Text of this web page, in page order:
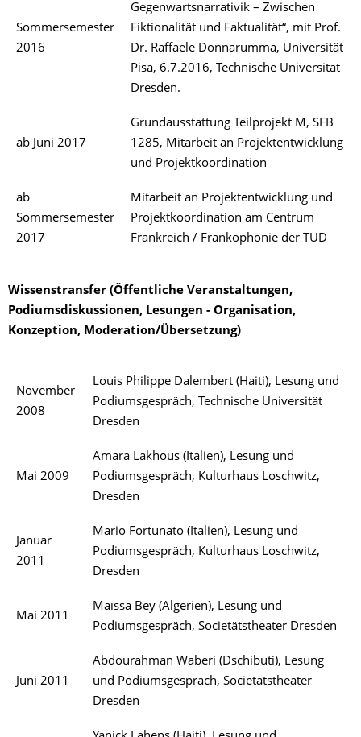
Sommersemester
2016
Gegenwartsnarrativik – Zwischen
Fiktionalität und Faktualität“, mit Prof.
Dr. Raffaele Donnarumma, Universität
Pisa, 6.7.2016, Technische Universität
Dresden.
ab Juni 2017
Grundausstattung Teilprojekt M, SFB
1285, Mitarbeit an Projektentwicklung
und Projektkoordination
ab
Sommersemester
2017
Mitarbeit an Projektentwicklung und
Projektkoordination am Centrum
Frankreich / Frankophonie der TUD
Wissenstransfer (Öffentliche Veranstaltungen,
Podiumsdiskussionen, Lesungen - Organisation,
Konzeption, Moderation/Übersetzung)
November
2008
Louis Philippe Dalembert (Haiti), Lesung und
Podiumsgespräch, Technische Universität
Dresden
Mai 2009
Amara Lakhous (Italien), Lesung und
Podiumsgespräch, Kulturhaus Loschwitz,
Dresden
Januar
2011
Mario Fortunato (Italien), Lesung und
Podiumsgespräch, Kulturhaus Loschwitz,
Dresden
Mai 2011
Maïssa Bey (Algerien), Lesung und
Podiumsgespräch, Societätstheater Dresden
Juni 2011
Abdourahman Waberi (Dschibuti), Lesung
und Podiumsgespräch, Societätstheater
Dresden